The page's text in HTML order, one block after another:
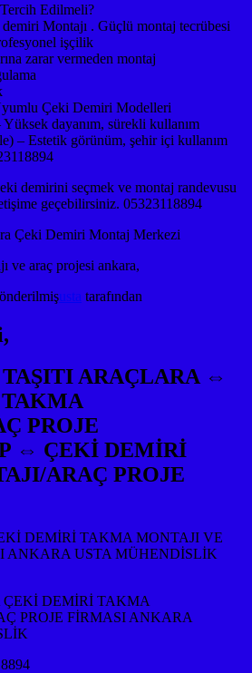
Edilmeli?
Montajı . Güçlü montaj tecrübesi
işçilik
zarar vermeden montaj
Çeki Demiri Modelleri
dayanım, sürekli kullanım
– Estetik görünüm, şehir içi kullanım
demirini seçmek ve montaj randevusu
geçebilirsiniz. 05323118894
Çeki Demiri Montaj Merkezi
ve araç projesi ankara,
usta tarafından
ARAÇLARA ⇔
PROJE
⇔ ÇEKİ DEMİRİ
ARAÇ PROJE
ÇEKİ DEMİRİ TAKMA
PROJE FİRMASI ANKARA